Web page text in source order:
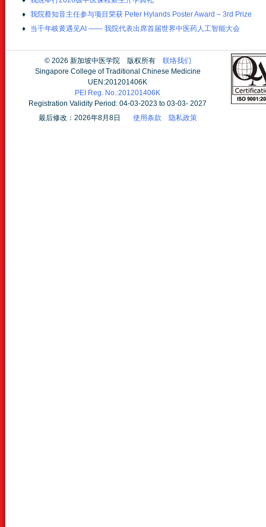
♦ 我院蔡知音主任参与项目荣获 Peter Hylands Poster Award – 3rd Prize
♦
当千年岐黄遇见AI —— 我院代表出席首届世界中医药人工智能大会
© 2026 新加坡中医学院 版权所有 联络我们
Singapore College of Traditional Chinese Medicine
UEN:201201406K
PEI Reg. No.:201201406K
Registration Validity Period: 04-03-2023 to 03-03- 2027
最后修改：2026年8月8日 使用条款 隐私政策